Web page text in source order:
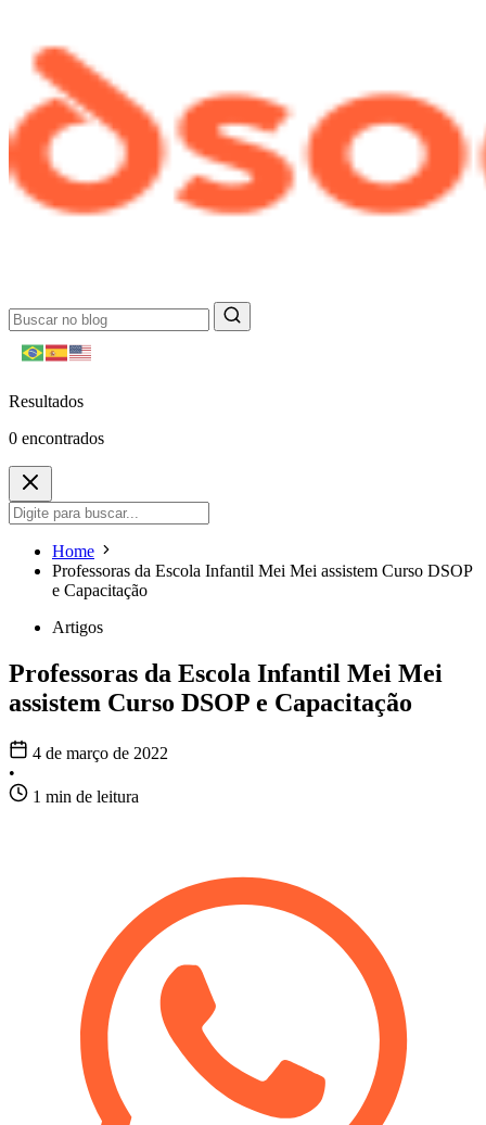
Resultados
0 encontrados
Home
Professoras da Escola Infantil Mei Mei assistem Curso DSOP
e Capacitação
Artigos
Professoras da Escola Infantil Mei Mei
assistem Curso DSOP e Capacitação
4 de março de 2022
•
1 min de leitura